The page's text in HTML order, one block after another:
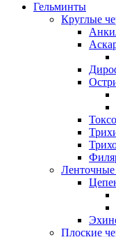
Гельминты
Круглые
Ленточные
Плоские